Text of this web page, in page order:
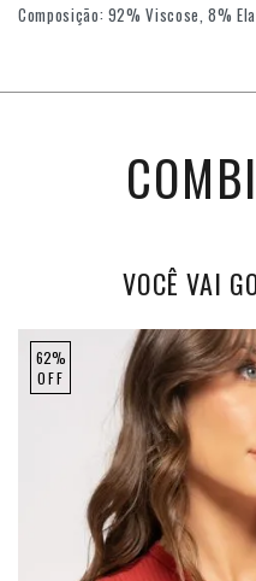
Composição: 92% Viscose, 8%
VOCÊ VAI
62%
OFF